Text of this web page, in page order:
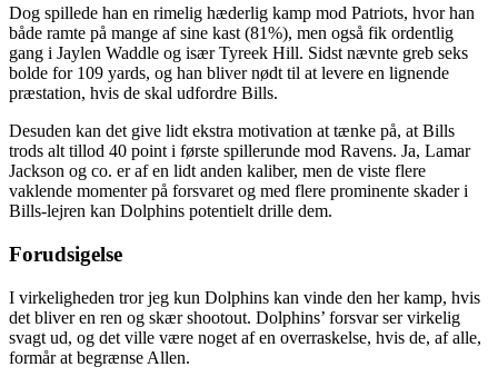
Dog spillede han en rimelig hæderlig kamp mod Patriots, hvor han
både ramte på mange af sine kast (81%), men også fik ordentlig
gang i Jaylen Waddle og især Tyreek Hill. Sidst nævnte greb seks
bolde for 109 yards, og han bliver nødt til at levere en lignende
præstation, hvis de skal udfordre Bills.
Desuden kan det give lidt ekstra motivation at tænke på, at Bills
trods alt tillod 40 point i første spillerunde mod Ravens. Ja, Lamar
Jackson og co. er af en lidt anden kaliber, men de viste flere
vaklende momenter på forsvaret og med flere prominente skader i
Bills-lejren kan Dolphins potentielt drille dem.
Forudsigelse
I virkeligheden tror jeg kun Dolphins kan vinde den her kamp, hvis
det bliver en ren og skær shootout. Dolphins’ forsvar ser virkelig
svagt ud, og det ville være noget af en overraskelse, hvis de, af alle,
formår at begrænse Allen.